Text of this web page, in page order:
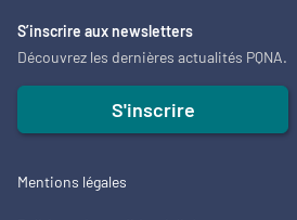
S’inscrire aux newsletters
Découvrez les dernières actualités PQNA.
S'inscrire
Mentions légales